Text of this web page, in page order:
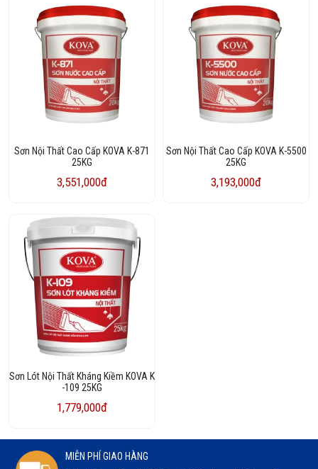
Sơn Nội Thất Cao Cấp KOVA K-871
25KG
3,551,000đ
Sơn Nội Thất Cao Cấp KOVA K-5500
25KG
3,193,000đ
Sơn Lót Nội Thất Kháng Kiềm KOVA K
-109 25KG
1,779,000đ
MIỄN PHÍ GIAO HÀNG